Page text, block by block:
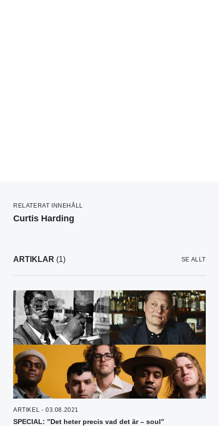
RELATERAT INNEHÅLL
Curtis Harding
ARTIKLAR (1) SE ALLT
ARTIKEL - 03.08.2021
SPECIAL: ”Det heter precis vad det är – soul”